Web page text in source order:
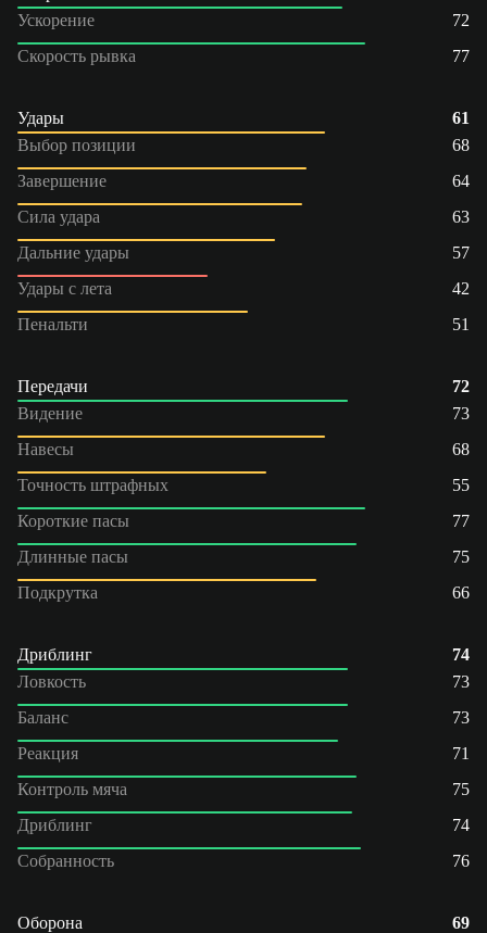
Ускорение
72
Скорость рывка
77
Удары
61
Выбор позиции
68
Завершение
64
Сила удара
63
Дальние удары
57
Удары с лета
42
Пенальти
51
Передачи
72
Видение
73
Навесы
68
Точность штрафных
55
Короткие пасы
77
Длинные пасы
75
Подкрутка
66
Дриблинг
74
Ловкость
73
Баланс
73
Реакция
71
Контроль мяча
75
Дриблинг
74
Собранность
76
Оборона
69